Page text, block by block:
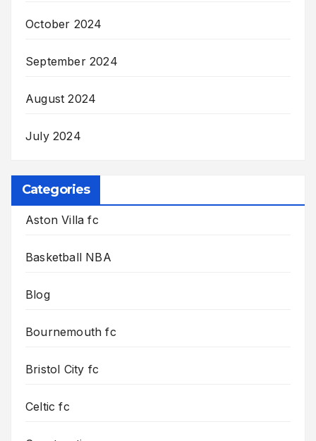
October 2024
September 2024
August 2024
July 2024
Categories
Aston Villa fc
Basketball NBA
Blog
Bournemouth fc
Bristol City fc
Celtic fc